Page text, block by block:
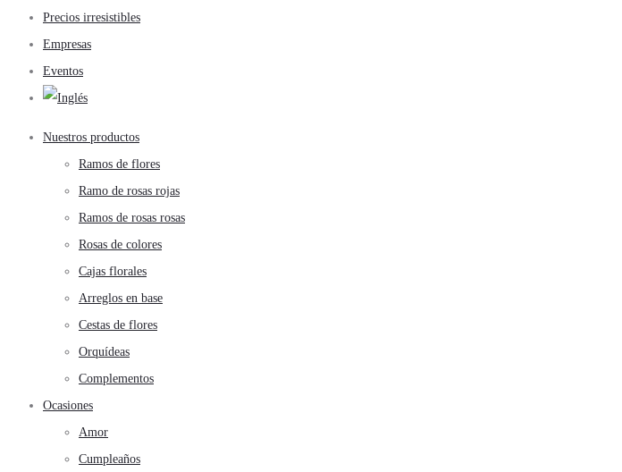
Precios irresistibles
Empresas
Eventos
Nuestros productos
Ramos de flores
Ramo de rosas rojas
Ramos de rosas rosas
Rosas de colores
Cajas florales
Arreglos en base
Cestas de flores
Orquídeas
Complementos
Ocasiones
Amor
Cumpleaños